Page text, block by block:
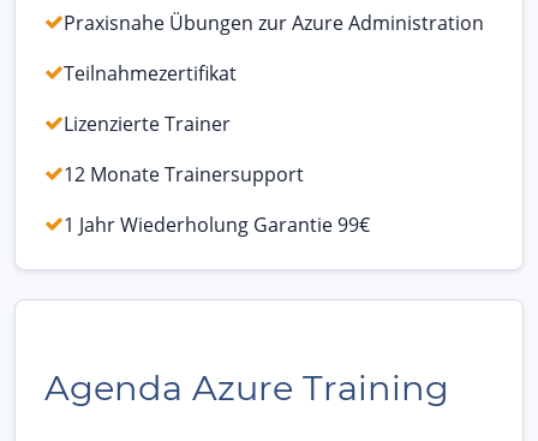
Praxisnahe Übungen zur Azure Administration
Teilnahmezertifikat
Lizenzierte Trainer
12 Monate Trainersupport
1 Jahr Wiederholung Garantie 99€
Agenda Azure Training